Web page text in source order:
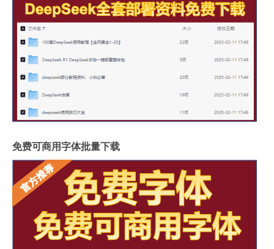
免费可商用字体批量下载